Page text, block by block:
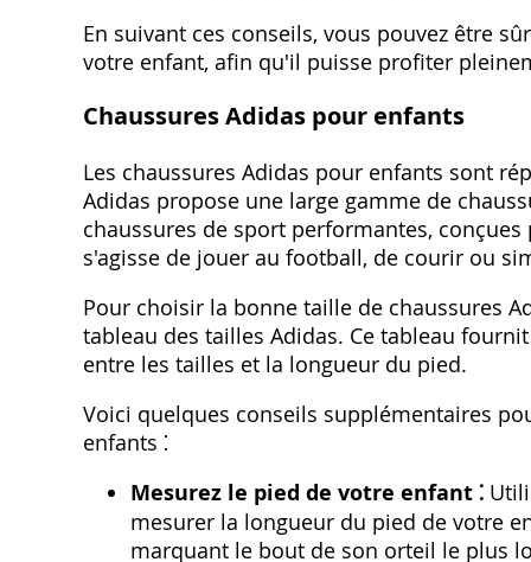
En suivant ces conseils, vous pouvez être
votre enfant, afin qu'il puisse profiter
Chaussures Adidas pour enfants
Les chaussures Adidas pour enfants sont
Adidas propose une large gamme de
chaussures de sport performantes,
s'agisse de jouer au football, de courir ou
Pour choisir la bonne taille de chaussures
tableau des tailles Adidas. Ce tableau
entre les tailles et la longueur du pied.
Voici quelques conseils supplémentaires
enfants ⁚
Mesurez le pied de votre enfant ⁚
mesurer la longueur du pied de votre
marquant le bout de son orteil le plus